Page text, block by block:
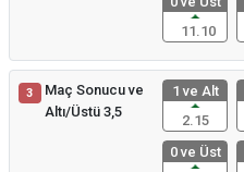
11.10
3
Maç Sonucu ve
Altı/Üstü 3,5
1 ve Alt
2.15
0 ve Üst